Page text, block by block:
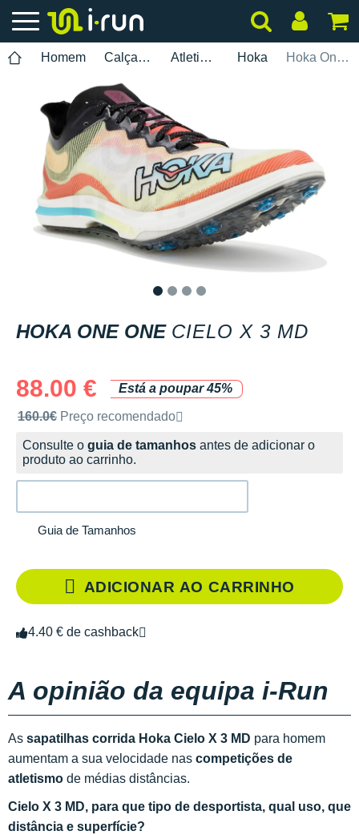
Homem Calçados Atletismo Hoka Hoka One One Cielo X 3 MD
HOKA ONE ONE CIELO X 3 MD
88.00 €
Está a poupar 45%
Preço de venda recomendado pela marca
160.0€ Preço recomendado
Consulte o guia de tamanhos antes de adicionar o
produto ao carrinho.
Guia de Tamanhos
ADICIONAR AO CARRINHO
4.40 € de cashback
A opinião da equipa i-Run
As sapatilhas corrida Hoka Cielo X 3 MD para homem
aumentam a sua velocidade nas competições de
atletismo de médias distâncias.
Cielo X 3 MD, para que tipo de desportista, qual uso, que
distância e superfície?